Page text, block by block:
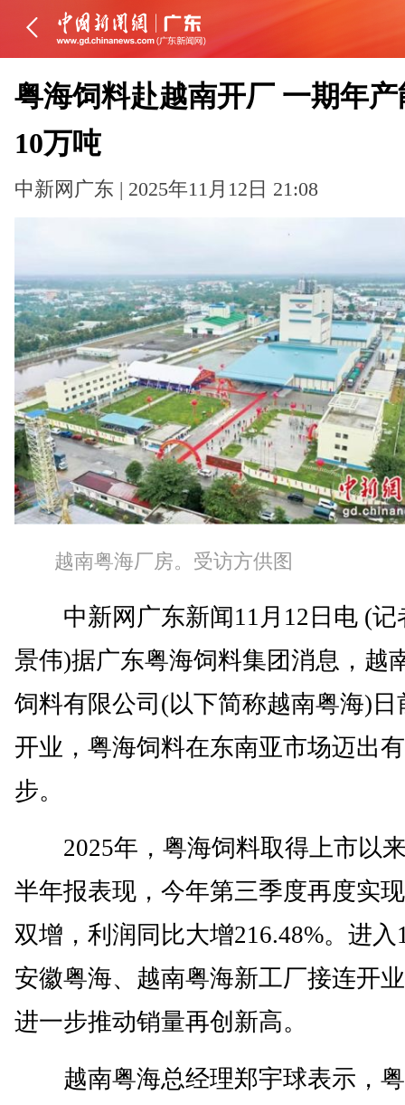
粤海饲料赴越南开厂 一期年产
10万吨
中新网广东 | 2025年11月12日 21:08
越南粤海厂房。受访方供图
中新网广东新闻11月12日电 (记
景伟)据广东粤海饲料集团消息，越
饲料有限公司(以下简称越南粤海)日
开业，粤海饲料在东南亚市场迈出
步。
2025年，粤海饲料取得上市以
半年报表现，今年第三季度再度实
双增，利润同比大增216.48%。进入
安徽粤海、越南粤海新工厂接连开
进一步推动销量再创新高。
越南粤海总经理郑宇球表示，